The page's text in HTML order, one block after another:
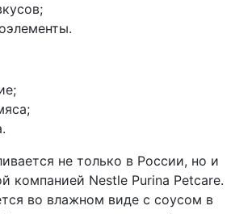
не только в России, но и
компанией Nestle Purina Petcare.
во влажном виде с соусом в